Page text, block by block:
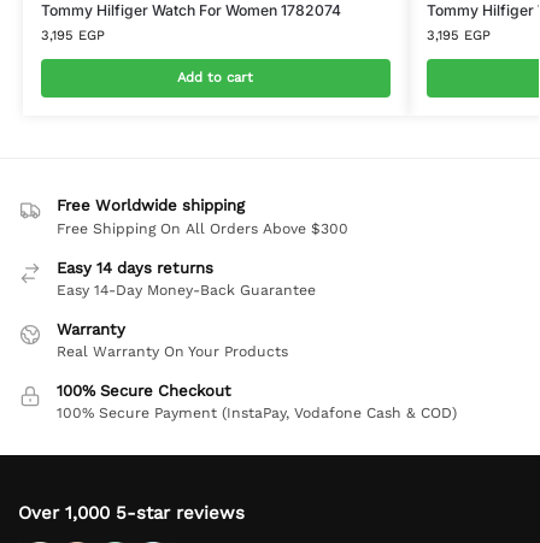
Tommy Hilfiger Watch For Women 1782074
3,195 EGP
Add to cart
Tommy Hilfiger
3,195 EGP
Free Worldwide shipping
Free Shipping On All Orders Above $300
Easy 14 days returns
Easy 14-Day Money-Back Guarantee
Warranty
Real Warranty On Your Products
100% Secure Checkout
100% Secure Payment (InstaPay, Vodafone Cash & COD)
Over 1,000 5-star reviews